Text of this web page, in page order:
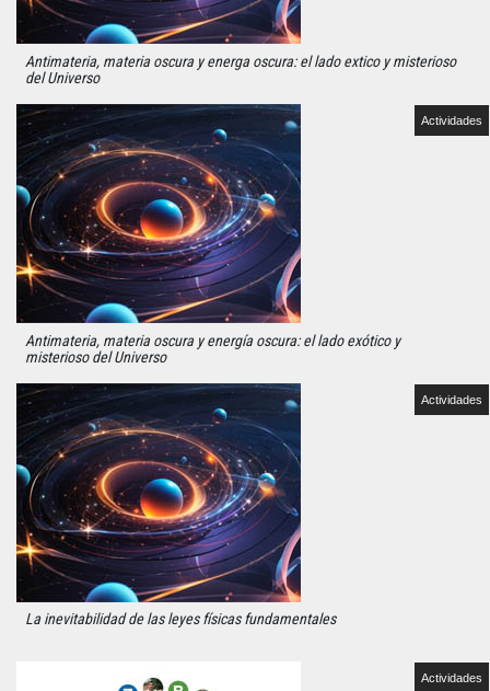
Antimateria, materia oscura y energa oscura: el lado extico y misterioso
del Universo
Actividades
Antimateria, materia oscura y energía oscura: el lado exótico y
misterioso del Universo
Actividades
La inevitabilidad de las leyes físicas fundamentales
Actividades